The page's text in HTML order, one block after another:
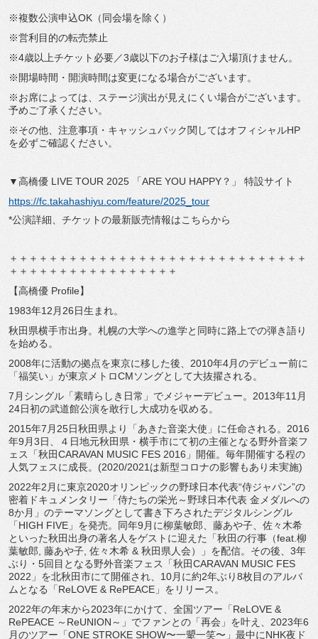
※複数公演申込OK（同会場を除く）
※営利目的の転売禁止
※4歳以上チケット必要／3歳以下のお子様はご入場頂けません。
※開場時間・開演時間は変更になる場合がございます。
※お席によっては、ステージ演出が見えにくい場合がございます。
予めご了承ください。
※その他、注意事項・キャッシュバック関してはオフィシャルHP
を必ずご確認ください。
▼高橋優 LIVE TOUR 2025 「ARE YOU HAPPY？」 特設サイト
https://fc.takahashiyu.com/feature/2025_tour
*公演詳細、チケットの最新販売情報はこちらから
＋＋＋＋＋＋＋＋＋＋＋＋＋＋＋＋＋＋＋＋＋＋＋＋＋＋＋＋＋＋
＋＋＋＋＋＋＋＋＋＋＋＋＋＋＋＋＋
【高橋優 Profile】
1983年12月26日生まれ。
秋田県横手市出身。札幌の大学への進学と同時に路上での弾き語り
を始める。
2008年に活動の拠点を東京に移した後、2010年4月のデビュー前に
「福笑い」が東京メトロCMソングとして大抜擢される。
7月シングル「素晴らしき日常」でメジャーデビュー。2013年11月
24日初の武道館公演を敢行し大成功を収める。
2015年7月25日秋田県より「あきた音楽大使」に任命される。2016
年9月3日、４日地元秋田県・横手市にて初の主催となる野外音楽フ
ェス「秋田CARAVAN MUSIC FES 2016」開催。毎年開催する程の
人気フェスに成長。(2020/2021は新型コロナの影響もあり未実施)
2022年2月に東京2020オリンピックの野球日本代表“侍ジャパン”の
密着ドキュメンタリー「侍たちの栄光～野球日本代表 金メダルへの
8か月」のテーマソングとして書き下ろされたデジタルシングル
「HIGH FIVE」を発売。同年9月に柳葉敏郎、藤あや子、佐々木希
といった秋田出身の著名人をゲストに迎えた「秋田の行事（feat.柳
葉敏郎, 藤あや子, 佐々木希 & 秋田県人会）」を配信。その後、3年
ぶり・5回目となる野外音楽フェス「秋田CARAVAN MUSIC FES
2022」を北秋田市にて開催され、10月に約2年ぶり8枚目のアルバ
ムとなる「ReLOVE & RePEACE」をリリース。
2022年の年末から2023年にかけて、全国ツアー「ReLOVE &
RePEACE ～ReUNION～」でファンとの「再会」を叶え、2023年6
月のツアー「ONE STROKE SHOW〜一顰一笑〜」最中にNHK夜ド